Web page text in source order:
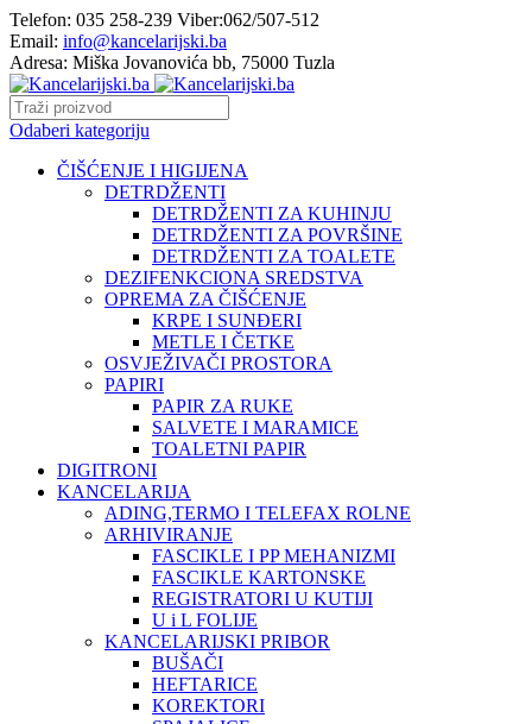
Telefon: 035 258-239 Viber:062/507-512
Email: info@kancelarijski.ba
Adresa: Miška Jovanovića bb, 75000 Tuzla
Odaberi kategoriju
ČIŠĆENJE I HIGIJENA
DETRDŽENTI
DETRDŽENTI ZA KUHINJU
DETRDŽENTI ZA POVRŠINE
DETRDŽENTI ZA TOALETE
DEZIFENKCIONA SREDSTVA
OPREMA ZA ČIŠĆENJE
KRPE I SUNĐERI
METLE I ČETKE
OSVJEŽIVAČI PROSTORA
PAPIRI
PAPIR ZA RUKE
SALVETE I MARAMICE
TOALETNI PAPIR
DIGITRONI
KANCELARIJA
ADING,TERMO I TELEFAX ROLNE
ARHIVIRANJE
FASCIKLE I PP MEHANIZMI
FASCIKLE KARTONSKE
REGISTRATORI U KUTIJI
U i L FOLIJE
KANCELARIJSKI PRIBOR
BUŠAČI
HEFTARICE
KOREKTORI